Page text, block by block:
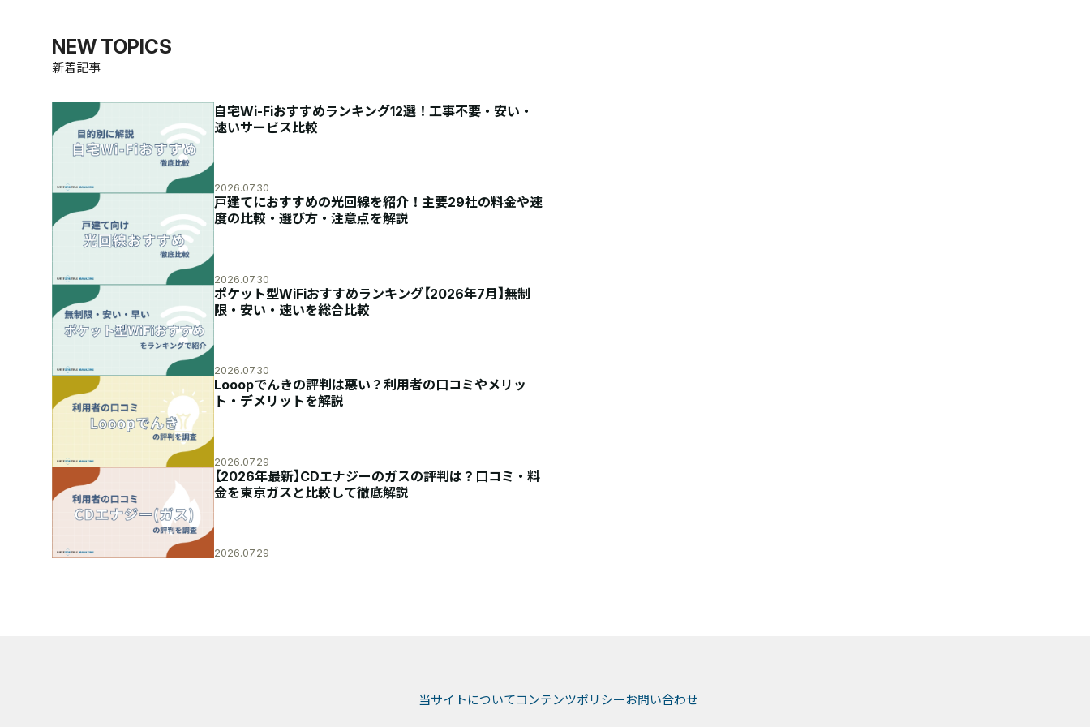
NEW TOPICS
新着記事
自宅Wi-Fiおすすめランキング12選！工事不要・安い・
速いサービス比較
2026.07.30
戸建てにおすすめの光回線を紹介！主要29社の料金や速
度の比較・選び方・注意点を解説
2026.07.30
ポケット型WiFiおすすめランキング【2026年7月】無制
限・安い・速いを総合比較
2026.07.30
Looopでんきの評判は悪い？利用者の口コミやメリッ
ト・デメリットを解説
2026.07.29
【2026年最新】CDエナジーのガスの評判は？口コミ・料
金を東京ガスと比較して徹底解説
2026.07.29
当サイトについてコンテンツポリシーお問い合わせ